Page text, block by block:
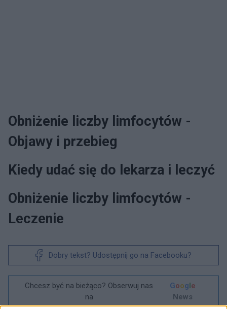
Obniżenie liczby limfocytów -
Objawy i przebieg
Kiedy udać się do lekarza i leczyć
Obniżenie liczby limfocytów -
Leczenie
Dobry tekst? Udostępnij go na Facebooku?
Chcesz być na bieżąco? Obserwuj nas
na
Google
News